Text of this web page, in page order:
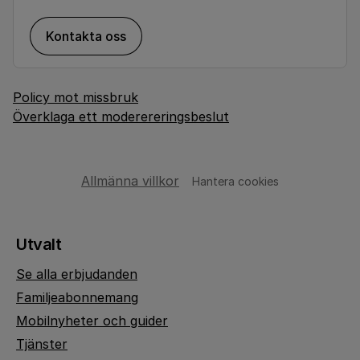
Kontakta oss
Policy mot missbruk
Överklaga ett moderereringsbeslut
Allmänna villkor Hantera cookies
Utvalt
Se alla erbjudanden
Familjeabonnemang
Mobilnyheter och guider
Tjänster